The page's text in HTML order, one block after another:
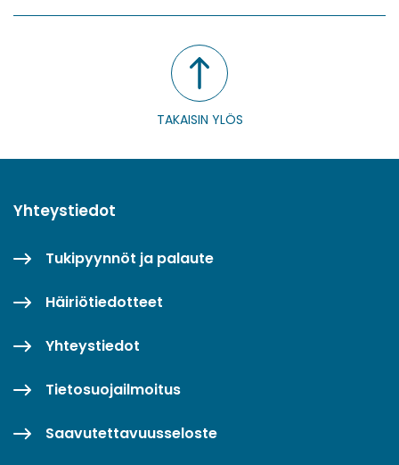
TAKAISIN YLÖS
Yhteystiedot
Tukipyynnöt ja palaute
Häiriötiedotteet
Yhteystiedot
Tietosuojailmoitus
Saavutettavuusseloste